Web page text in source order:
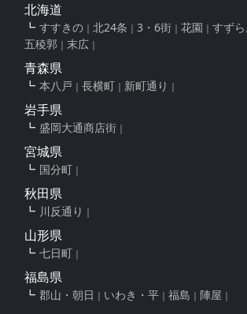
北海道
すすきの 北24条 3・6街 花園 すず
五稜郭
末広
青森県
本八戸 長横町 新町通り
岩手県
盛岡大通商店街
宮城県
国分町
秋田県
川反通り
山形県
七日町
福島県
郡山・朝日 いわき・平 福島 陣屋